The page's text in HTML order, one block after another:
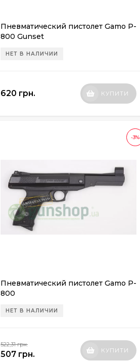
Пневматический пистолет Gamo P-
800 Gunset
НЕТ В НАЛИЧИИ
620 грн. КУПИТИ
-3%
Пневматический пистолет Gamo P-
800
НЕТ В НАЛИЧИИ
522,31 грн.
507 грн. КУПИТИ